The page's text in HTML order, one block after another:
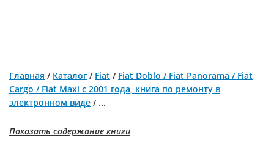
Главная / Каталог / Fiat / Fiat Doblo / Fiat Panorama / Fiat
Cargo / Fiat Maxi с 2001 года, книга по ремонту в
электронном виде / ...
Показать содержание книги